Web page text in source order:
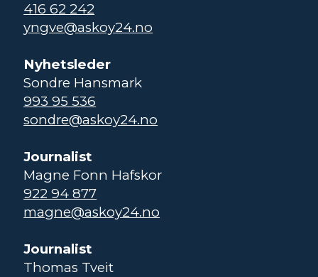
416 62 242
yngve@askoy24.no
Nyhetsleder
Sondre Hansmark
993 95 536
sondre@askoy24.no
Journalist
Magne Fonn Hafskor
922 94 877
magne@askoy24.no
Journalist
Thomas Tveit